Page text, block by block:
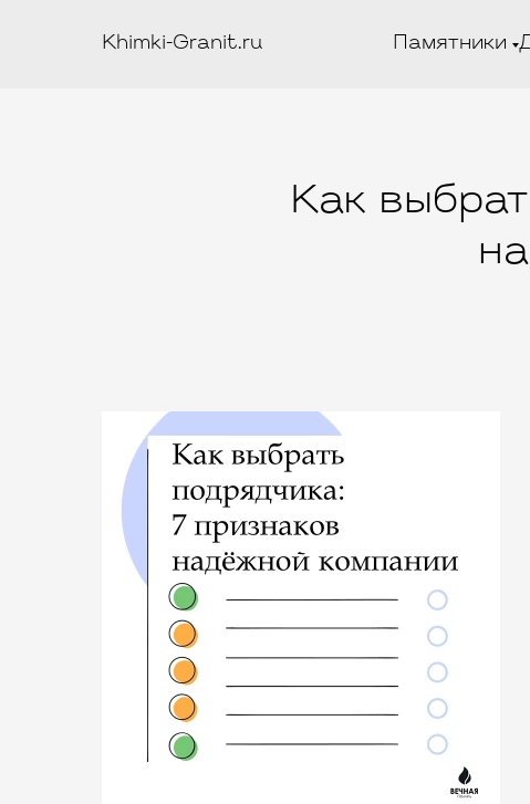
Khimki-Granit.ru Памятники
Как